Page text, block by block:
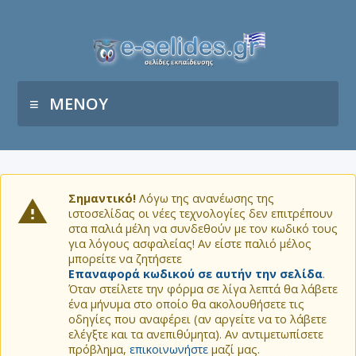
ΜΕΝΟΥ
Σημαντικό! Λόγω της ανανέωσης της
ιστοσελίδας οι νέες τεχνολογίες δεν επιτρέπουν
στα παλιά μέλη να συνδεθούν με τον κωδικό τους
για λόγους ασφαλείας! Αν είστε παλιό μέλος
μπορείτε να ζητήσετε
Επαναφορά κωδικού σε αυτήν την σελίδα.
Όταν στείλετε την φόρμα σε λίγα λεπτά θα λάβετε
ένα μήνυμα στο οποίο θα ακολουθήσετε τις
οδηγίες που αναφέρει (αν αργείτε να το λάβετε
ελέγξτε και τα ανεπιθύμητα). Αν αντιμετωπίσετε
πρόβλημα, επικοινωνήστε μαζί μας.